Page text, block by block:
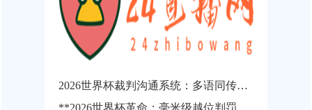
2026世界杯裁判沟通系统：多语同传技术的演进临界点与战略价值重构
**2026世界杯革命：毫米级越位判罚如何让“争议悬案”成为历史**